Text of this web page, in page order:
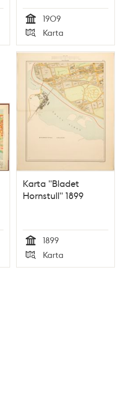
Tid
1909
Typ
Karta
Karta "Bladet
Hornstull" 1899
Tid
1899
Typ
Karta